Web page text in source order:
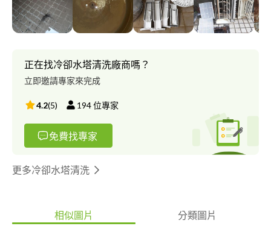
線：0*********直立式 洗衣機清洗 分離式 冷氣清洗
正在找冷卻水塔清洗廠商嗎？
立即邀請專家來完成
4.2(5) 194位專家
免費找專家
更多冷卻水塔清洗
相似圖片 分類圖片